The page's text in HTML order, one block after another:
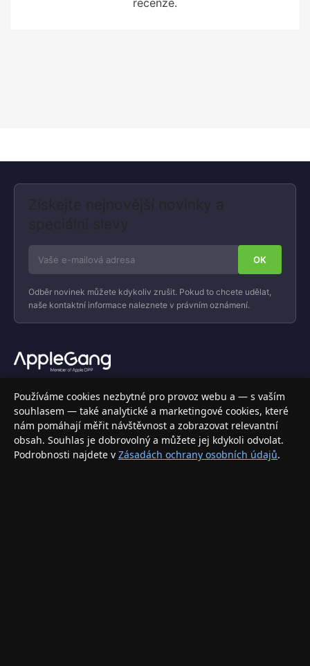
Získejte nejnovější novinky a
speciální slevy
Odběr novinek můžete kdykoliv zrušit. Pokud to chcete udělat,
naše kontaktní informace naleznete v právním oznámení.
Váš specializovaný obchod s Apple produkty, příslušenstvím a
elektronikou. Nakupujte bezpečně a s jistotou.
INFORMACE
Doprava a doručení
Používáme cookies nezbytné pro provoz webu a — s vaším
souhlasem — také analytické a marketingové cookies, které
nám pomáhají měřit návštěvnost a zobrazovat relevantní
obsah. Souhlas je dobrovolný a můžete jej kdykoli odvolat.
Podrobnosti najdete v Zásadách ochrany osobních údajů.